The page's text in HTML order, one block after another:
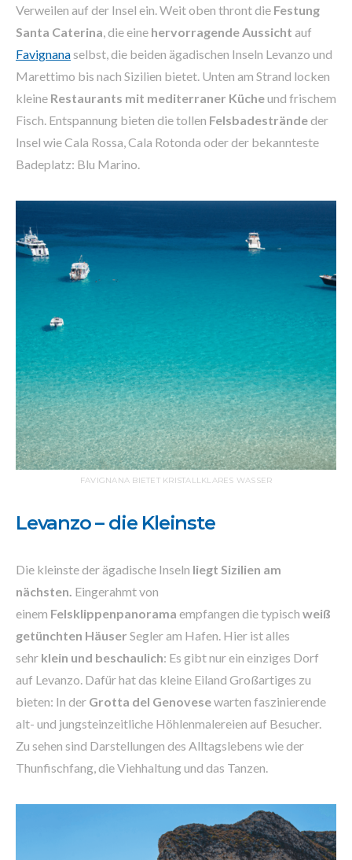
Verweilen auf der Insel ein. Weit oben thront die Festung
Santa Caterina, die eine hervorragende Aussicht auf
Favignanaselbst, die beiden ägadischen Inseln Levanzo und
Marettimo bis nach Sizilien bietet. Unten am Strand locken
kleine Restaurants mit mediterraner Kücheund frischem
Fisch. Entspannung bieten die tollen Felsbadesträndeder
Insel wie Cala Rossa, Cala Rotonda oder der bekannteste
Badeplatz: Blu Marino.
FAVIGNANA BIETET KRISTALLKLARES WASSER
Levanzo – die Kleinste
Die kleinste der ägadische Inseln liegt Sizilien am
nächsten. Eingerahmt von
einem Felsklippenpanorama empfangen die typisch weiß
getünchten Häuser Segler am Hafen. Hier ist alles
sehr klein und beschaulich: Es gibt nur ein einziges Dorf
auf Levanzo. Dafür hat das kleine Eiland Großartiges zu
bieten: In der Grotta del Genovesewarten faszinierende
alt- und jungsteinzeitliche Höhlenmalereien auf Besucher.
Zu sehen sind Darstellungen des Alltagslebens wie der
Thunfischfang, die Viehhaltung und das Tanzen.